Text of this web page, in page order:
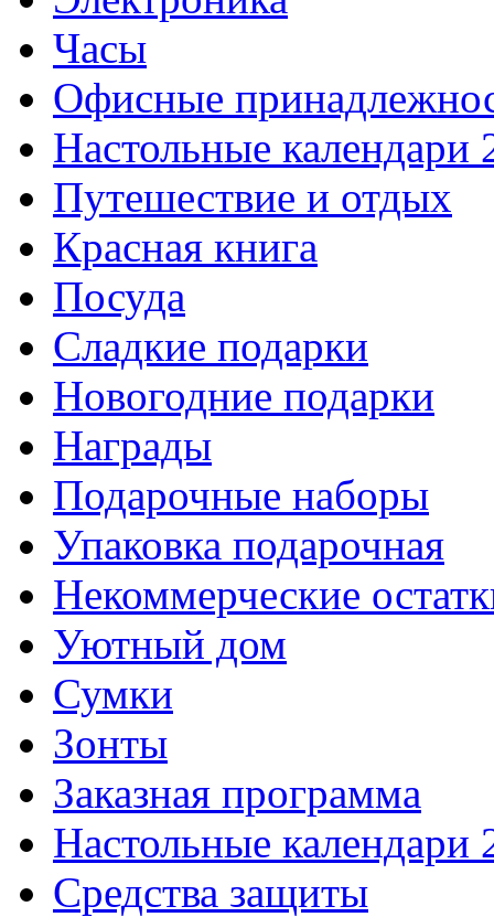
Часы
Офисные
Настольные календари
Путешествие и отдых
Красная книга
Посуда
Сладкие подарки
Новогодние подарки
Награды
Подарочные наборы
Упаковка подарочная
Некоммерческие
Уютный дом
Сумки
Зонты
Заказная программа
Настольные календари
Средства защиты